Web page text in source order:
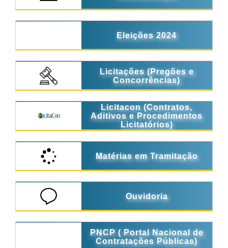
Eleições 2024
Licitações (Pregões e
Concorrências)
Licitacon (Contratos,
Aditivos e Procedimentos
Licitatórios)
Matérias em Tramitação
Ouvidoria
PNCP ( Portal Nacional de
Contratações Públicas)